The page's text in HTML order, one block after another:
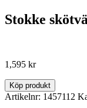
Stokke
1,595 kr
Köp produkt
Artikelnr: 1457112